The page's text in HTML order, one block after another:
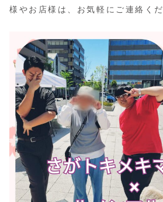
様やお店様は、お気軽にご連絡くだ